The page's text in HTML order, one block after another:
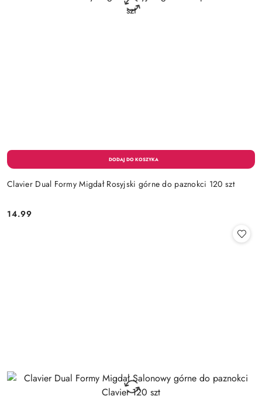
Clavier Dual Formy Migdał Rosyjski górne do paznokci 120 szt
Cena:
14.99